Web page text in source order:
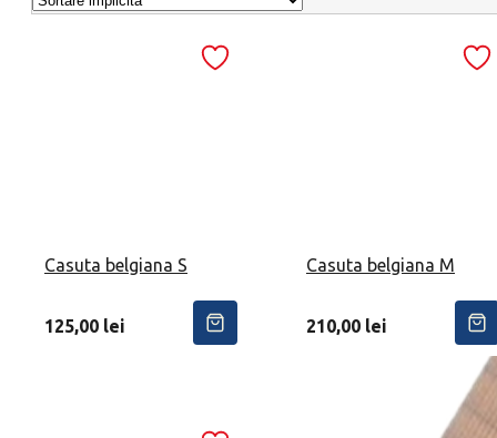
Casuta belgiana S
125,00 lei
Casuta belgiana M
210,00 lei